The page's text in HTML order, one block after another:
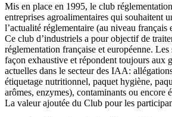
Mis en place en 1995, le club
entreprises agroalimentaires qui souhaitent
l’actualité réglementaire (au niveau français
Ce club d’industriels a pour objectif de
réglementation française et européenne.
façon exhaustive et répondent toujours aux
actuelles dans le secteur des IAA:
étiquetage nutritionnel, paquet hygiène,
arômes, enzymes), contaminants ou
La valeur ajoutée du Club pour les